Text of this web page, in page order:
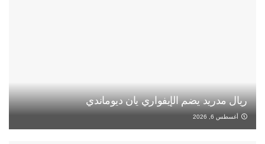
ريال مدريد يضم الإيفواري يان ديوماندي
أغسطس 6, 2026